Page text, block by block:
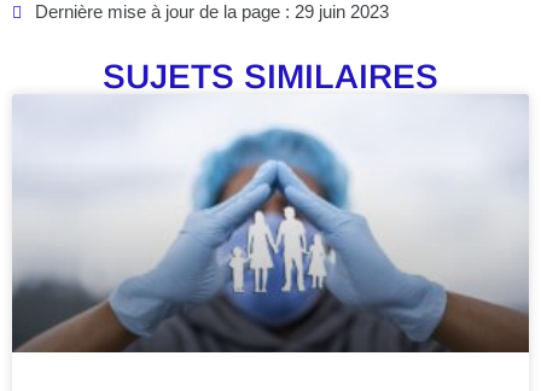
Dernière mise à jour de la page : 29 juin 2023
SUJETS SIMILAIRES